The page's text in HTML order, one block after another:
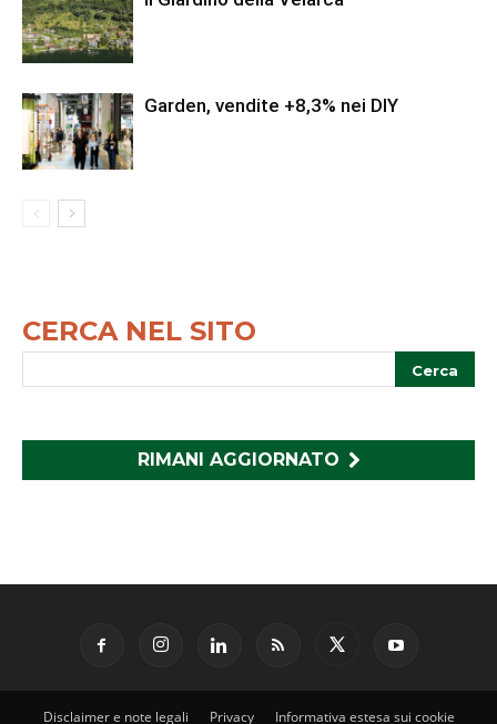
Garden, vendite +8,3% nei DIY
CERCA NEL SITO
RIMANI AGGIORNATO
Disclaimer e note legali Privacy Informativa estesa sui cookie